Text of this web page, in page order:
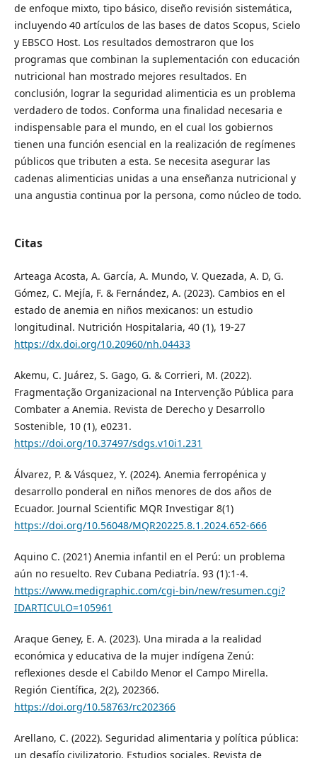
de enfoque mixto, tipo básico, diseño revisión sistemática,
incluyendo 40 artículos de las bases de datos Scopus, Scielo
y EBSCO Host. Los resultados demostraron que los
programas que combinan la suplementación con educación
nutricional han mostrado mejores resultados. En
conclusión, lograr la seguridad alimenticia es un problema
verdadero de todos. Conforma una finalidad necesaria e
indispensable para el mundo, en el cual los gobiernos
tienen una función esencial en la realización de regímenes
públicos que tributen a esta. Se necesita asegurar las
cadenas alimenticias unidas a una enseñanza nutricional y
una angustia continua por la persona, como núcleo de todo.
Citas
Arteaga Acosta, A. García, A. Mundo, V. Quezada, A. D, G.
Gómez, C. Mejía, F. & Fernández, A. (2023). Cambios en el
estado de anemia en niños mexicanos: un estudio
longitudinal. Nutrición Hospitalaria, 40 (1), 19-27
https://dx.doi.org/10.20960/nh.04433
Akemu, C. Juárez, S. Gago, G. & Corrieri, M. (2022).
Fragmentação Organizacional na Intervenção Pública para
Combater a Anemia. Revista de Derecho y Desarrollo
Sostenible, 10 (1), e0231.
https://doi.org/10.37497/sdgs.v10i1.231
Álvarez, P. & Vásquez, Y. (2024). Anemia ferropénica y
desarrollo ponderal en niños menores de dos años de
Ecuador. Journal Scientific MQR Investigar 8(1)
https://doi.org/10.56048/MQR20225.8.1.2024.652-666
Aquino C. (2021) Anemia infantil en el Perú: un problema
aún no resuelto. Rev Cubana Pediatría. 93 (1):1-4.
https://www.medigraphic.com/cgi-bin/new/resumen.cgi?
IDARTICULO=105961
Araque Geney, E. A. (2023). Una mirada a la realidad
económica y educativa de la mujer indígena Zenú:
reflexiones desde el Cabildo Menor el Campo Mirella.
Región Científica, 2(2), 202366.
https://doi.org/10.58763/rc202366
Arellano, C. (2022). Seguridad alimentaria y política pública:
un desafío civilizatorio. Estudios sociales. Revista de